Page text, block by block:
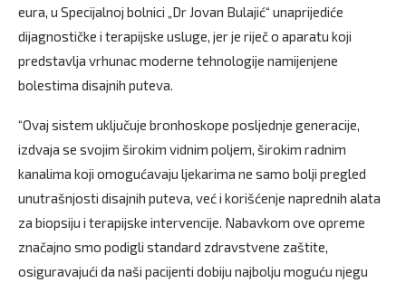
eura, u Specijalnoj bolnici „Dr Jovan Bulajić“ unaprijediće
dijagnostičke i terapijske usluge, jer je riječ o aparatu koji
predstavlja vrhunac moderne tehnologije namijenjene
bolestima disajnih puteva.
“Ovaj sistem uključuje bronhoskope posljednje generacije,
izdvaja se svojim širokim vidnim poljem, širokim radnim
kanalima koji omogućavaju ljekarima ne samo bolji pregled
unutrašnjosti disajnih puteva, već i korišćenje naprednih alata
za biopsiju i terapijske intervencije. Nabavkom ove opreme
značajno smo podigli standard zdravstvene zaštite,
osiguravajući da naši pacijenti dobiju najbolju moguću njegu